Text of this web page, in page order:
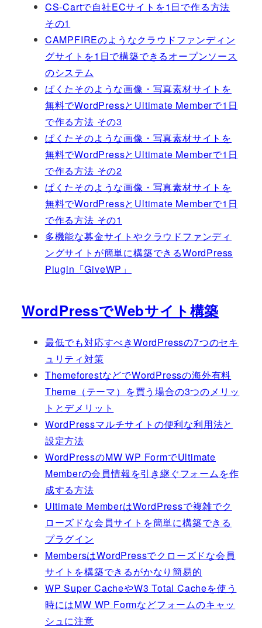
CS-Cartで自社ECサイトを1日で作る方法
その1
CAMPFIREのようなクラウドファンディン
グサイトを1日で構築できるオープンソース
のシステム
ぱくたそのような画像・写真素材サイトを
無料でWordPressとUltimate Memberで1日
で作る方法 その3
ぱくたそのような画像・写真素材サイトを
無料でWordPressとUltimate Memberで1日
で作る方法 その2
ぱくたそのような画像・写真素材サイトを
無料でWordPressとUltimate Memberで1日
で作る方法 その1
多機能な募金サイトやクラウドファンディ
ングサイトが簡単に構築できるWordPress
Plugin「GiveWP」
WordPressでWebサイト構築
最低でも対応すべきWordPressの7つのセキ
ュリティ対策
ThemeforestなどでWordPressの海外有料
Theme（テーマ）を買う場合の3つのメリッ
トとデメリット
WordPressマルチサイトの便利な利用法と
設定方法
WordPressのMW WP FormでUltimate
Memberの会員情報を引き継ぐフォームを作
成する方法
Ultimate MemberはWordPressで複雑でク
ローズドな会員サイトを簡単に構築できる
プラグイン
MembersはWordPressでクローズドな会員
サイトを構築できるがかなり簡易的
WP Super CacheやW3 Total Cacheを使う
時にはMW WP Formなどフォームのキャッ
シュに注意